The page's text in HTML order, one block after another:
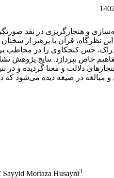
و هنجارگریزی در نقد
قرآن با پرهیز از
ادراک، حس کنجکاوی را در
خاص بپردازد. نتایج
دلالت و معنا گردیده و در
مبالغه در صیغه دیده می‌شود
؛ Sayyid Mortaza Husayni3